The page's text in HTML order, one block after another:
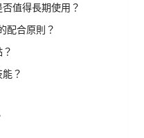
值得長期使用？
配合原則？
？